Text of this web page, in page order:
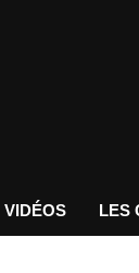
VIDÉOS LES